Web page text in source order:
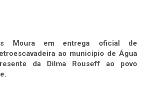
Moura em entrega oficial de
ao municipio de Água
da Dilma Rouseff ao povo